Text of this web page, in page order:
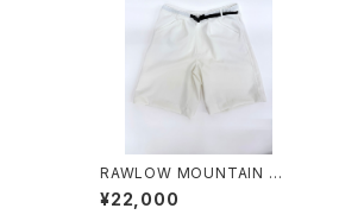
RAWLOW MOUNTAIN WO
RKS / HIKER GURKHA PA
NTS
¥22,000